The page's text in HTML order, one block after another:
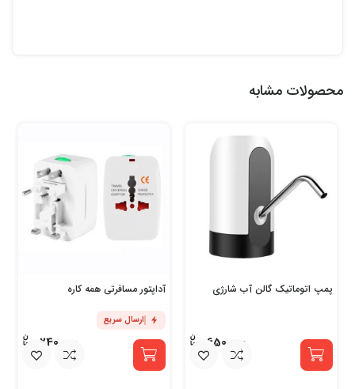
محصولات مشابه
پمپ اتوماتیک گالن آب شارژی
650,000
آداپتور مسافرتی همه کاره
ارسال سریع
240,000